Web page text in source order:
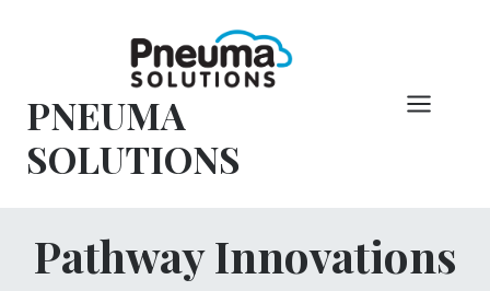
PNEUMA
SOLUTIONS
Pathway Innovations